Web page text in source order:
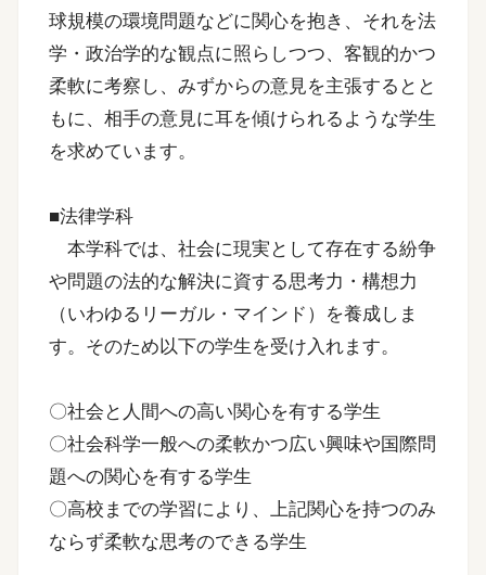
球規模の環境問題などに関心を抱き、それを法
学・政治学的な観点に照らしつつ、客観的かつ
柔軟に考察し、みずからの意見を主張するとと
もに、相手の意見に耳を傾けられるような学生
を求めています。
■法律学科
本学科では、社会に現実として存在する紛争
や問題の法的な解決に資する思考力・構想力
（いわゆるリーガル・マインド）を養成しま
す。そのため以下の学生を受け入れます。
〇社会と人間への高い関心を有する学生
〇社会科学一般への柔軟かつ広い興味や国際問
題への関心を有する学生
〇高校までの学習により、上記関心を持つのみ
ならず柔軟な思考のできる学生